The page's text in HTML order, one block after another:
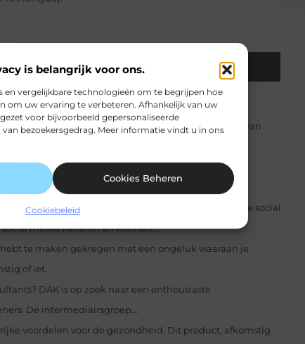
is belangrijk voor ons.
en vergelijkbare technologieën om te begrijpen hoe
om uw ervaring te verbeteren. Afhankelijk van uw
voor bijvoorbeeld gepersonaliseerde
bezoekersgedrag. Meer informatie vindt u in ons
Cookies Beheren
Cookiebeleid
LinkedIn Email
u een specialist of opkomend talent op het gebied van
heeft Scope Data diverse...
werkt u in de industriële sector? Heeft u een
Hoe maak je constant content voor je zakelijke social
media kanalen en kunnen...
te maken gekregen met een ongeluk waaraan je
of iet...
DAK is op zoek naar een enthousiaste
De intermediairsgroep...
voordelen voor de gezondheid. Dit product, afkomstig